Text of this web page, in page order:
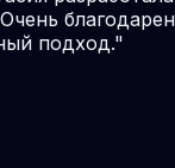
благодарен
подход."